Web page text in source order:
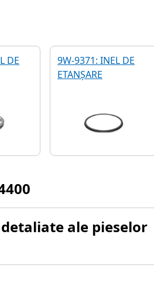
DE
9W-9371: INEL DE
ETANȘARE
ale pieselor